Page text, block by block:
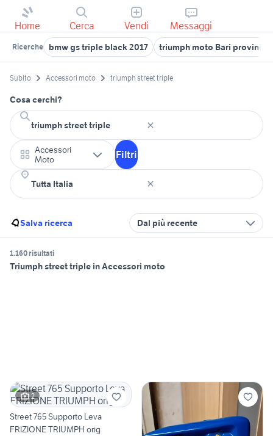
Home Cerca Vendi Messaggi
Ricerche bmw gs triple black 2017 triumph moto Bari provincia
Subito Accessori moto triumph street triple
Cosa cerchi?
Accessori
Moto
Filtri
Salva ricerca Dal più recente
1.160 risultati
Triumph street triple in Accessori moto
2
Street 765 Supporto Leva
FRIZIONE TRIUMPH orig